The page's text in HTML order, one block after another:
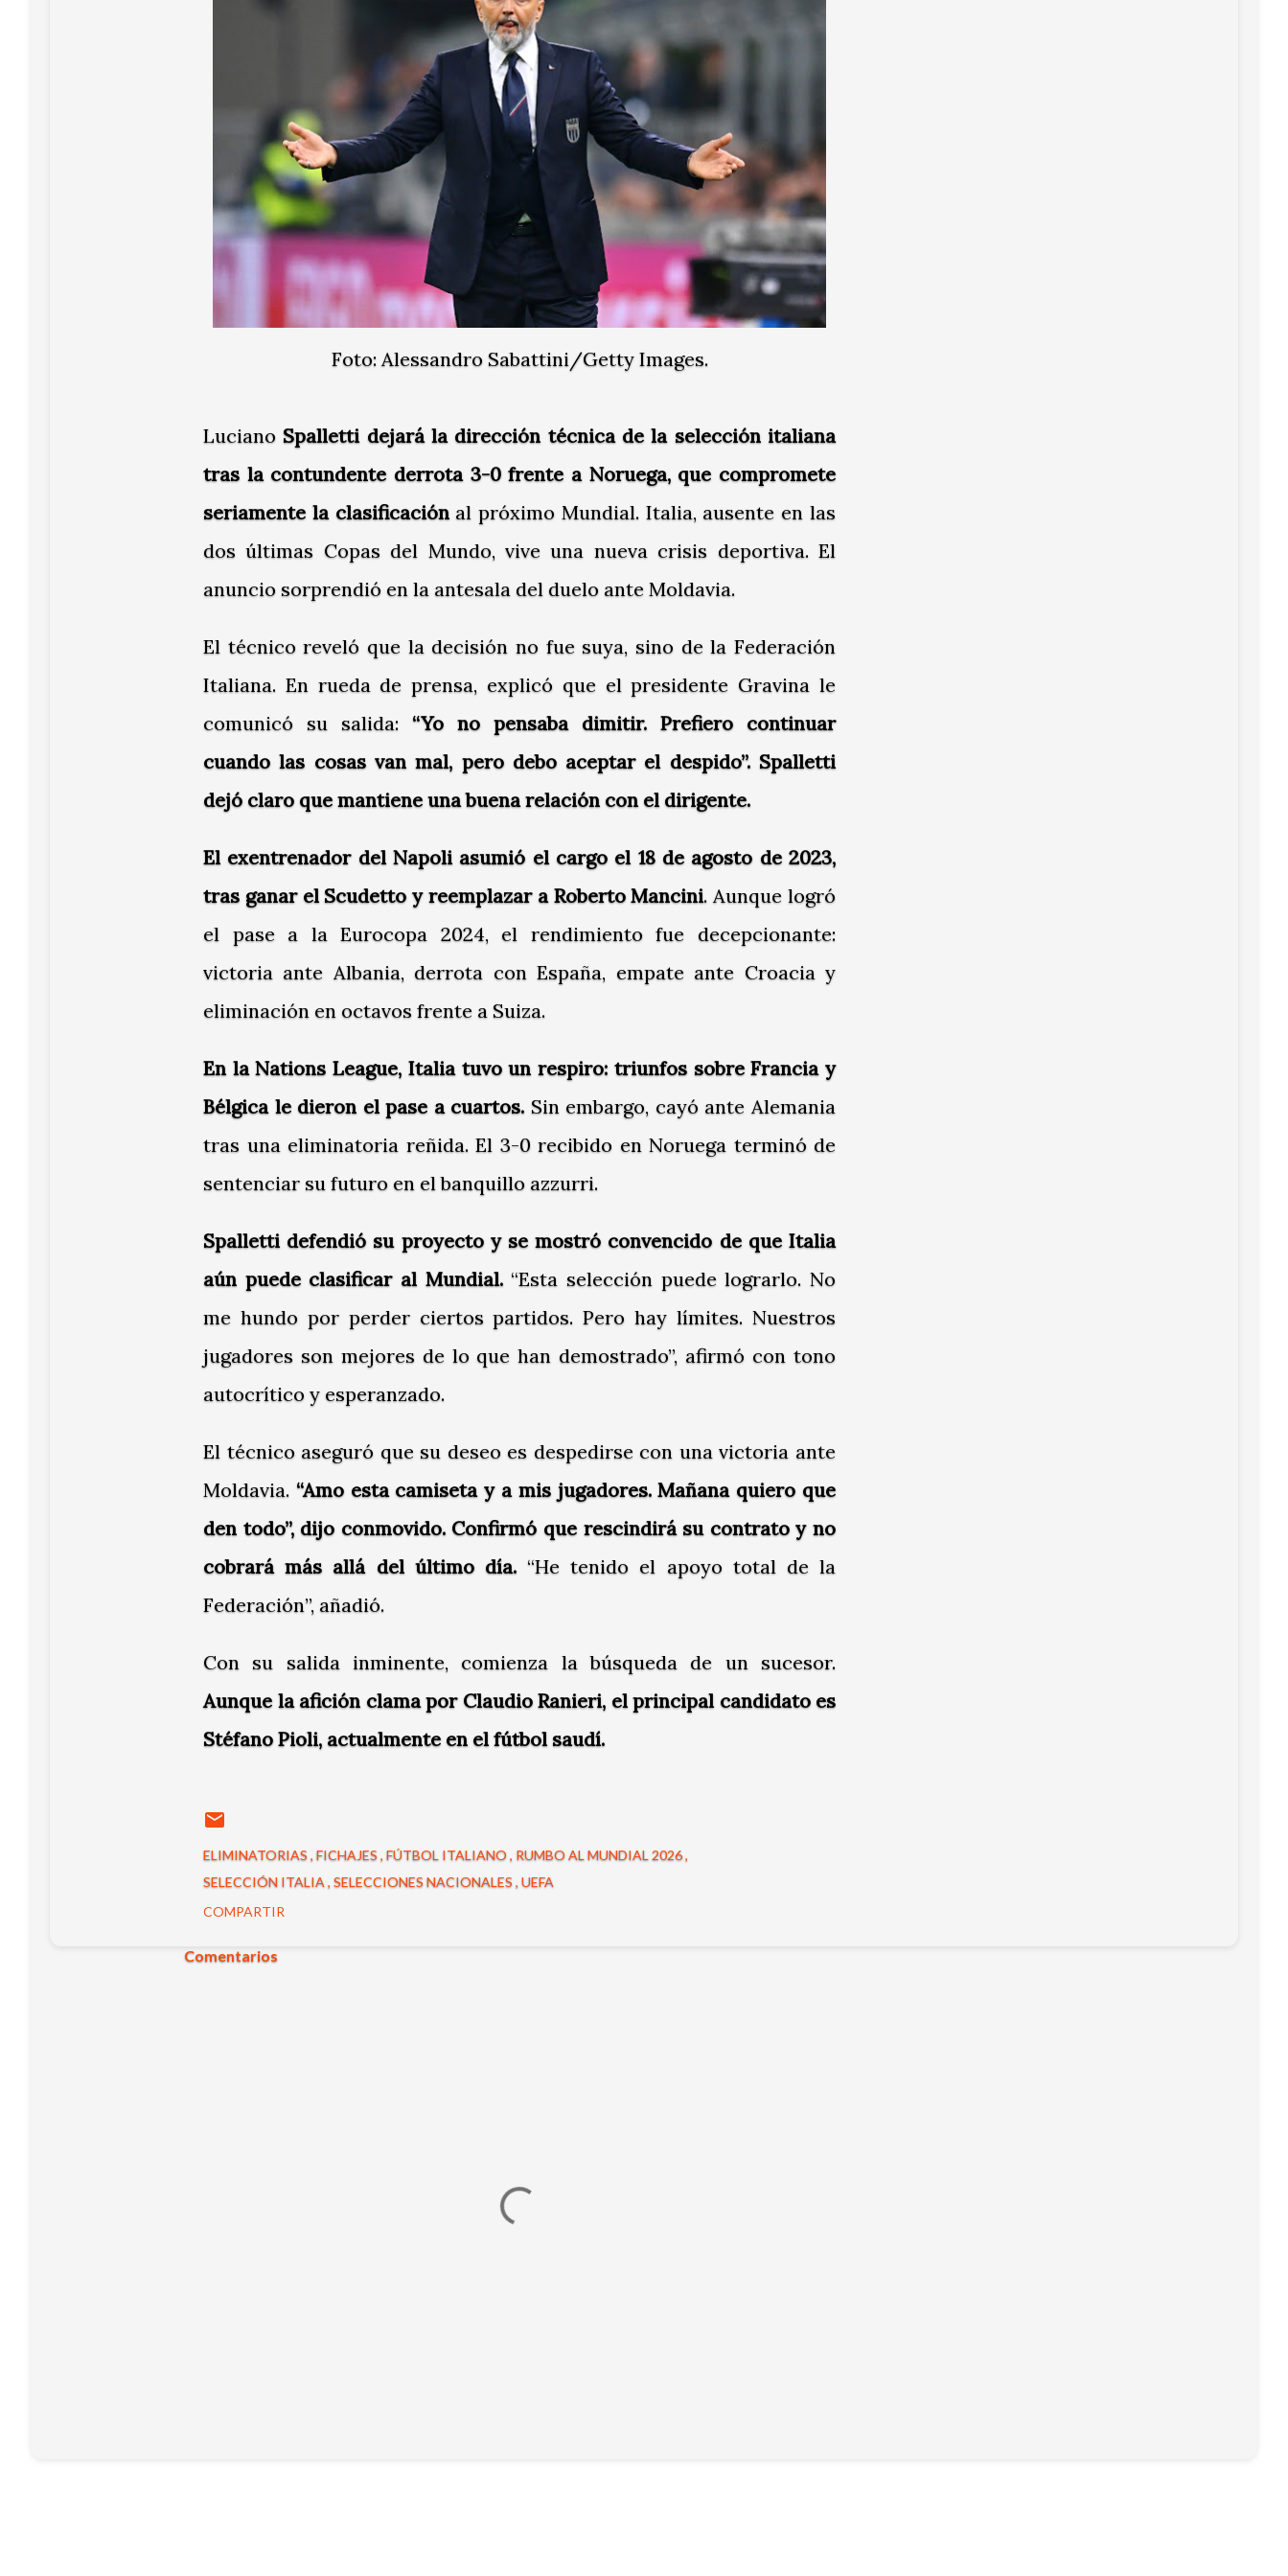
Foto: Alessandro Sabattini/Getty Images.
LucianoSpalletti dejará la dirección técnica de la selección italiana
tras la contundente derrota 3-0 frente a Noruega, que compromete
seriamente la clasificaciónal próximo Mundial. Italia, ausente en las
dos últimas Copas del Mundo, vive una nueva crisis deportiva. El
anuncio sorprendió en la antesala del duelo ante Moldavia.
El técnico reveló que la decisión no fue suya, sino de la Federación
Italiana. En rueda de prensa, explicó que el presidente Gravina le
comunicó su salida: “Yo no pensaba dimitir. Prefiero continuar
cuando las cosas van mal, pero debo aceptar el despido”. Spalletti
dejó claro que mantiene una buena relación con el dirigente.
El exentrenador del Napoli asumió el cargo el 18 de agosto de 2023,
tras ganar el Scudetto y reemplazar a Roberto Mancini. Aunque logró
el pase a la Eurocopa 2024, el rendimiento fue decepcionante:
victoria ante Albania, derrota con España, empate ante Croacia y
eliminación en octavos frente a Suiza.
En la Nations League, Italia tuvo un respiro: triunfos sobre Francia y
Bélgica le dieron el pase a cuartos. Sin embargo, cayó ante Alemania
tras una eliminatoria reñida. El 3-0 recibido en Noruega terminó de
sentenciar su futuro en el banquillo azzurri.
Spalletti defendió su proyecto y se mostró convencido de que Italia
aún puede clasificar al Mundial.“Esta selección puede lograrlo. No
me hundo por perder ciertos partidos. Pero hay límites. Nuestros
jugadores son mejores de lo que han demostrado”, afirmó con tono
autocrítico y esperanzado.
El técnico aseguró que su deseo es despedirse con una victoria ante
Moldavia. “Amo esta camiseta y a mis jugadores. Mañana quiero que
den todo”, dijo conmovido. Confirmó que rescindirá su contrato y no
cobrará más allá del último día.“He tenido el apoyo total de la
Federación”, añadió.
Con su salida inminente, comienza la búsqueda de un sucesor.
Aunque la afición clama por Claudio Ranieri, el principal candidato es
Stéfano Pioli, actualmente en el fútbol saudí.
ELIMINATORIAS FICHAJES FÚTBOL ITALIANO RUMBO AL MUNDIAL 2026
SELECCIÓN ITALIA SELECCIONES NACIONALES UEFA
COMPARTIR
Comentarios